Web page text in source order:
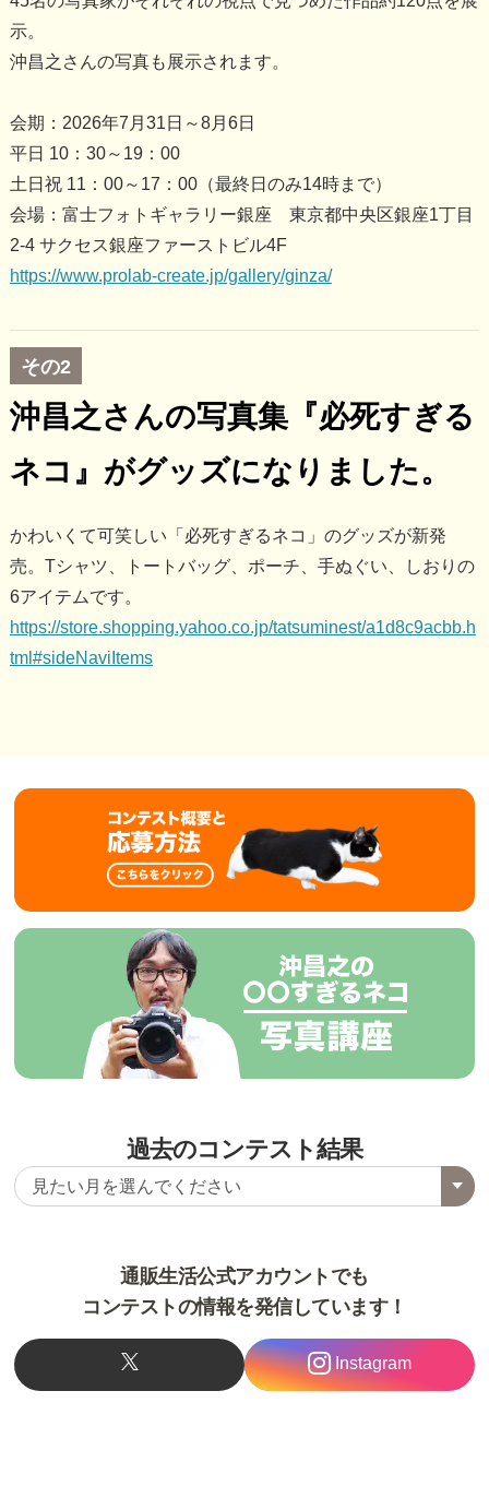
示。
沖昌之さんの写真も展示されます。
会期：2026年7月31日～8月6日
平日 10：30～19：00
土日祝 11：00～17：00（最終日のみ14時まで）
会場：富士フォトギャラリー銀座 東京都中央区銀座1丁目
2-4 サクセス銀座ファーストビル4F
https://www.prolab-create.jp/gallery/ginza/
その2
沖昌之さんの写真集『必死すぎる
ネコ』がグッズになりました。
かわいくて可笑しい「必死すぎるネコ」のグッズが新発
売。Tシャツ、トートバッグ、ポーチ、手ぬぐい、しおりの
6アイテムです。
https://store.shopping.yahoo.co.jp/tatsuminest/a1d8c9acbb.h
tml#sideNaviItems
過去のコンテスト結果
通販生活公式アカウントでも
コンテストの情報を発信しています！
Instagram